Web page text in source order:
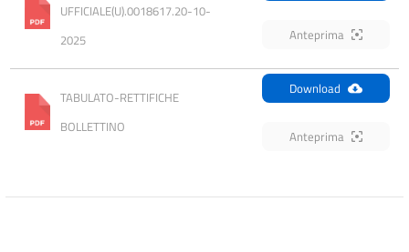
UFFICIALE(U).0018617.20-10-
2025
Anteprima
TABULATO-RETTIFICHE
BOLLETTINO
Download
Anteprima